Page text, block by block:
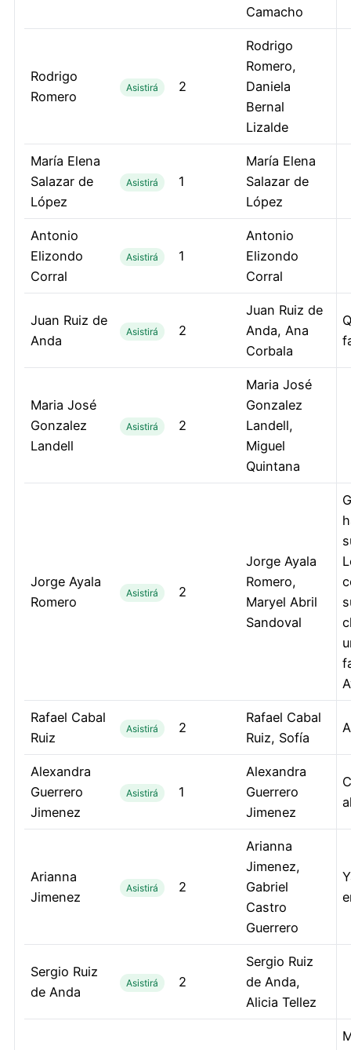
Camacho
Rodrigo
Romero
Asistirá 2
Rodrigo
Romero,
Daniela
Bernal
Lizalde
María Elena
Salazar de
López
Asistirá 1
María Elena
Salazar de
López
Antonio
Elizondo
Corral
Asistirá 1
Antonio
Elizondo
Corral
Juan Ruiz de
Anda
Asistirá 2
Juan Ruiz de
Anda, Ana
Corbala
Maria José
Gonzalez
Landell
Asistirá 2
Maria José
Gonzalez
Landell,
Miguel
Quintana
Jorge Ayala
Romero
Asistirá 2
Jorge Ayala
Romero,
Maryel Abril
Sandoval
Rafael Cabal
Ruiz
Asistirá 2
Rafael Cabal
Ruiz, Sofía
Alexandra
Guerrero
Jimenez
Asistirá 1
Alexandra
Guerrero
Jimenez
Arianna
Jimenez
Asistirá 2
Arianna
Jimenez,
Gabriel
Castro
Guerrero
Sergio Ruiz
de Anda
Asistirá 2
Sergio Ruiz
de Anda,
Alicia Tellez